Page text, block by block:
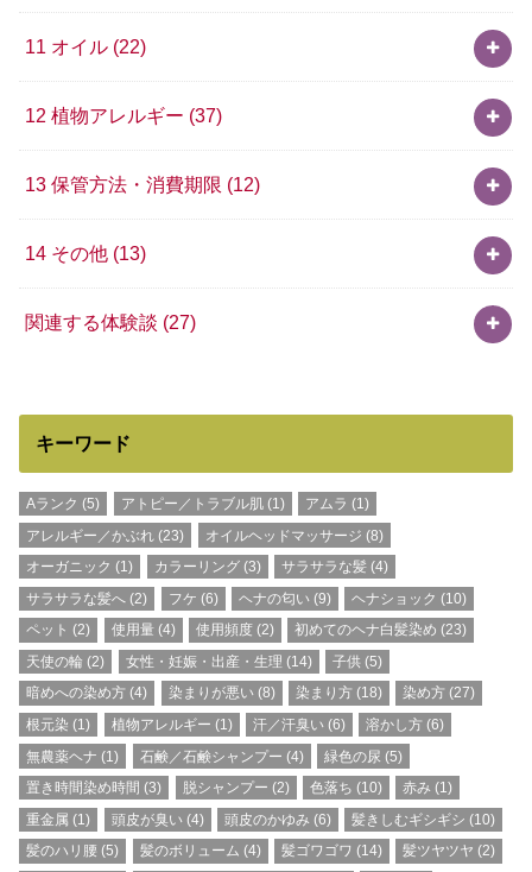
11 オイル (22)
12 植物アレルギー (37)
13 保管方法・消費期限 (12)
14 その他 (13)
関連する体験談 (27)
キーワード
Aランク (5) アトピー／トラブル肌(1) アムラ (1)
アレルギー／かぶれ (23) オイルヘッドマッサージ (8)
オーガニック (1) カラーリング(3) サラサラな髪(4)
サラサラな髪へ (2) フケ (6) ヘナの匂い(9) ヘナショック (10)
ペット (2) 使用量(4) 使用頻度(2) 初めてのヘナ白髪染め (23)
天使の輪 (2) 女性・妊娠・出産・生理 (14) 子供(5)
暗めへの染め方 (4) 染まりが悪い(8) 染まり方(18) 染め方 (27)
根元染 (1) 植物アレルギー (1) 汗／汗臭い(6) 溶かし方 (6)
無農薬ヘナ (1) 石鹸／石鹸シャンプー (4) 緑色の尿 (5)
置き時間染め時間 (3) 脱シャンプー (2) 色落ち (10) 赤み (1)
重金属 (1) 頭皮が臭い(4) 頭皮のかゆみ (6) 髪きしむギシギシ (10)
髪のハリ腰 (5) 髪のボリューム (4) 髪ゴワゴワ (14) 髪ツヤツヤ (2)